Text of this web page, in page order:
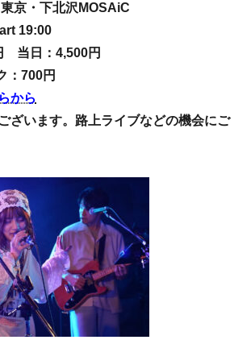
京・下北沢MOSAiC
19:00
当日：4,500円
：700円
から
ざいます。路上ライブなどの機会にご